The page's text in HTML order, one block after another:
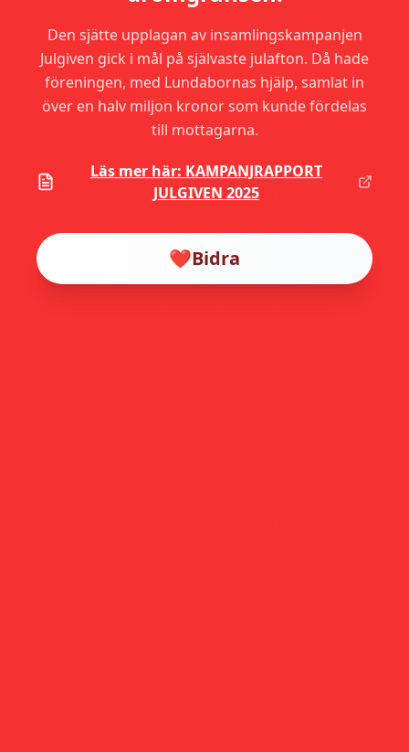
Den sjätte upplagan av insamlingskampanjen
Julgiven gick i mål på självaste julafton. Då hade
föreningen, med Lundabornas hjälp, samlat in
över en halv miljon kronor som kunde fördelas
till mottagarna.
Läs mer här: KAMPANJRAPPORT
JULGIVEN 2025
❤️Bidra